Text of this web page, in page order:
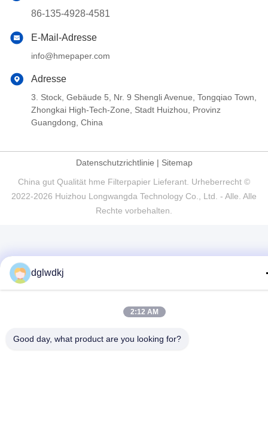
86-135-4928-4581
E-Mail-Adresse
info@hmepaper.com
Adresse
3. Stock, Gebäude 5, Nr. 9 Shengli Avenue, Tongqiao Town,
Zhongkai High-Tech-Zone, Stadt Huizhou, Provinz
Guangdong, China
Datenschutzrichtlinie | Sitemap
China gut Qualität hme Filterpapier Lieferant. Urheberrecht ©
2022-2026 Huizhou Longwangda Technology Co., Ltd. - Alle. Alle
Rechte vorbehalten.
dglwdkj
2:12 AM
Good day, what product are you looking for?